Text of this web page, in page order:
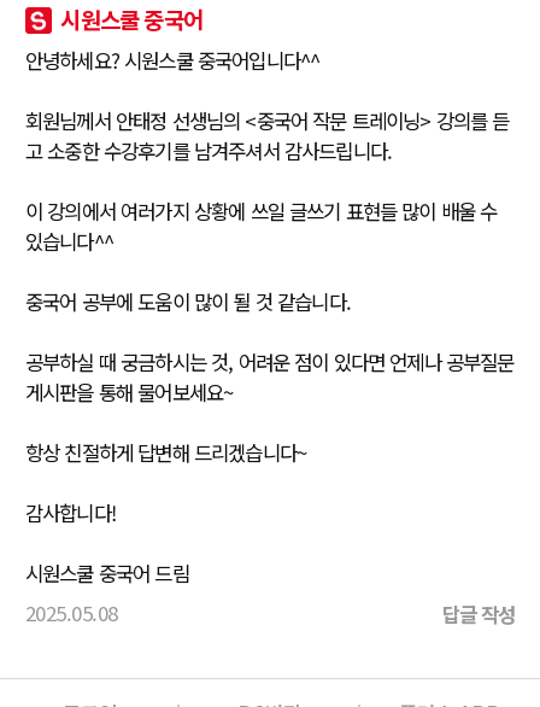
시원스쿨 중국어
안녕하세요? 시원스쿨 중국어입니다^^
회원님께서 안태정 선생님의 <중국어 작문 트레이닝> 강의를 듣
고 소중한 수강후기를 남겨주셔서 감사드립니다.
이 강의에서 여러가지 상황에 쓰일 글쓰기 표현들 많이 배울 수
있습니다^^
중국어 공부에 도움이 많이 될 것 같습니다.
공부하실 때 궁금하시는 것, 어려운 점이 있다면 언제나 공부질문
게시판을 통해 물어보세요~
항상 친절하게 답변해 드리겠습니다~
감사합니다!
시원스쿨 중국어 드림
2025.05.08
답글 작성